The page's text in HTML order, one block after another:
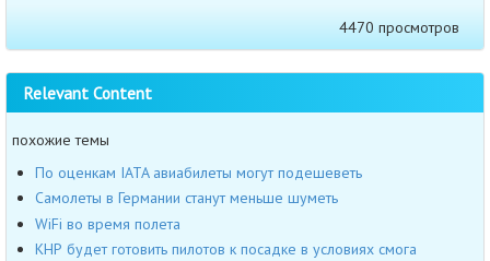
4470 просмотров
Relevant Content
похожие темы
По оценкам IATA авиабилеты могут подешеветь
Самолеты в Германии станут меньше шуметь
WiFi во время полета
КНР будет готовить пилотов к посадке в условиях смога